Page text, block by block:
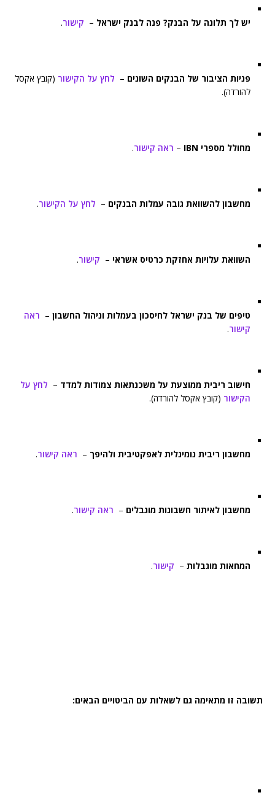
יש לך תלונה על הבנק? פנה לבנק ישראל – קישור.
פניות הציבור של הבנקים השונים – לחץ על הקישור (קובץ אקסל
להורדה).
מחולל מספרי IBN – ראה קישור.
מחשבון להשוואת גובה עמלות הבנקים – לחץ על הקישור.
השוואת עלויות אחזקת כרטיס אשראי – קישור.
טיפים של בנק ישראל לחיסכון בעמלות וניהול החשבון – ראה
קישור.
חישוב ריבית ממוצעת על משכנתאות צמודות למדד – לחץ על
הקישור (קובץ אקסל להורדה).
מחשבון ריבית נומינלית לאפקטיבית ולהיפך – ראה קישור.
מחשבון לאיתור חשבונות מוגבלים – ראה קישור.
המחאות מוגבלות – קישור.
תשובה זו מתאימה גם לשאלות עם הביטויים הבאים: